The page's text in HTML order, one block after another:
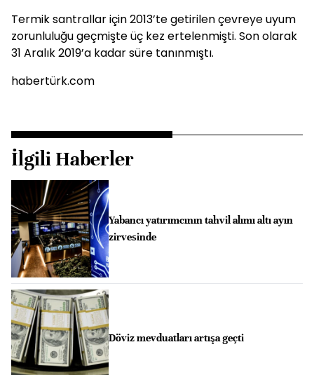
Termik santrallar için 2013’te getirilen çevreye uyum
zorunluluğu geçmişte üç kez ertelenmişti. Son olarak
31 Aralık 2019’a kadar süre tanınmıştı.
habertürk.com
İlgili Haberler
Yabancı yatırımcının tahvil alımı altı ayın
zirvesinde
Döviz mevduatları artışa geçti